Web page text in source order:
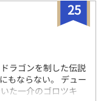
25
ラゴンを制した伝説
もならない。 デュー
た一介のゴロツキ